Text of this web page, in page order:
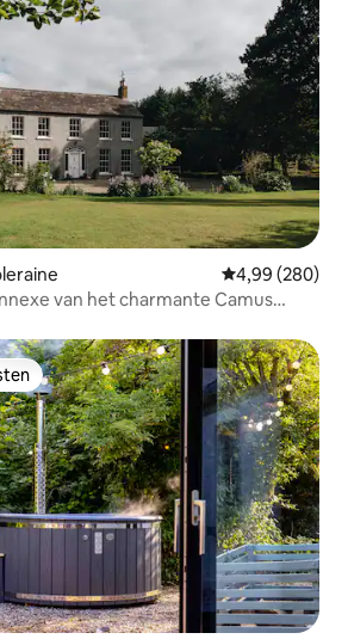
Gemiddelde
4,99 (280)
van het charmante Camus